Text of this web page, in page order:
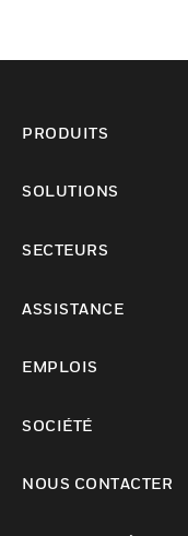
PRODUITS
SOLUTIONS
SECTEURS
ASSISTANCE
EMPLOIS
SOCIÉTÉ
NOUS CONTACTER